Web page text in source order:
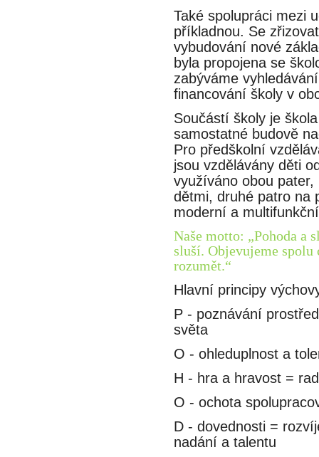
Také spolupráci mezi
příkladnou. Se
vybudování nové
byla propojena se
zabýváme
financování školy v
Součástí školy je
samostatné budově
Pro předškolní
jsou vzdělávány děti
využíváno obou
dětmi, druhé patro na
moderní a
Naše motto: „Pohoda a
sluší. Objevujeme spolu
rozumět.“
Hlavní principy
P - poznávání
světa
O - ohleduplnost a
H - hra a hravost =
O - ochota
D - dovednosti =
nadání a talentu